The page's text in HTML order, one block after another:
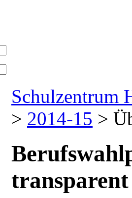
Schulzentrum
> 2014-15 >